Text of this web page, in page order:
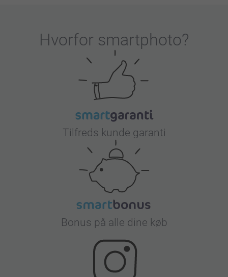
Hvorfor smartphoto?
Tilfreds kunde garanti
Bonus på alle dine køb